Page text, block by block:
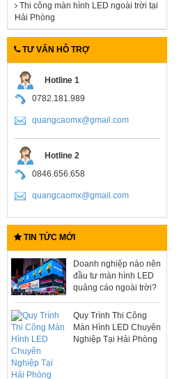
Thi công màn hình LED ngoài trời tại
Hải Phòng
TƯ VẤN HỖ TRỢ
Hotline 1
0782.181.989
quangcaomx@gmail.com
Hotline 2
0846.656.658
quangcaomx@gmail.com
TIN TỨC MỚI
Doanh nghiệp nào nên
đầu tư màn hình LED
quảng cáo ngoài trời?
Quy Trình Thi Công
Màn Hình LED Chuyên
Nghiệp Tại Hải Phòng